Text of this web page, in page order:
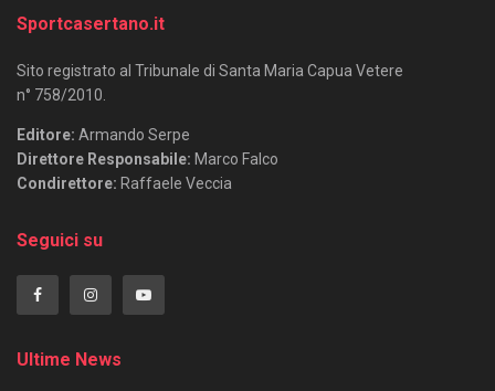
Sportcasertano.it
Sito registrato al Tribunale di Santa Maria Capua Vetere
n° 758/2010.
Editore: Armando Serpe
Direttore Responsabile: Marco Falco
Condirettore: Raffaele Veccia
Seguici su
Ultime News